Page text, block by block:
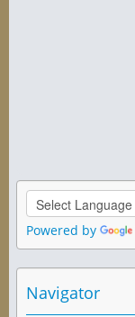
Powered by
Navigator